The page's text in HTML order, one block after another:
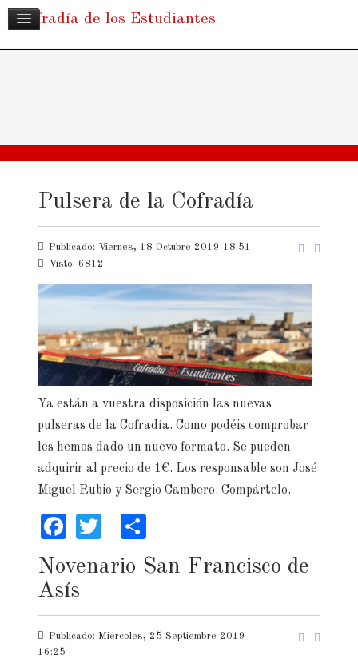
Cofradía de los Estudiantes
Pulsera de la Cofradía
Publicado: Viernes, 18 Octubre 2019 18:51
Visto: 6812
Ya están a vuestra disposición las nuevas
pulseras de la Cofradía. Como podéis comprobar
les hemos dado un nuevo formato. Se pueden
adquirir al precio de 1€. Los responsable son José
Miguel Rubio y Sergio Cambero. Compártelo.
Facebook
Twitter
Novenario San Francisco de
Asís
Publicado: Miércoles, 25 Septiembre 2019
16:25